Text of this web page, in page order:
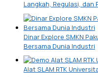
Langkah, Regulasi, dan
Dinar Explore SMKN
Bersama Dunia Industri
Alat SLAM RTK